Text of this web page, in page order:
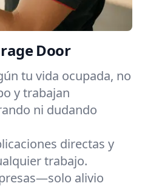
Door
tu vida ocupada, no
y trabajan
ni dudando
directas y
trabajo.
alivio